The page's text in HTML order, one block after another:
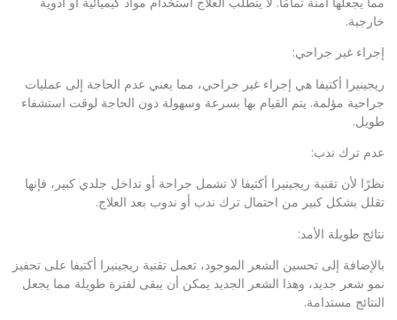
خارجية.
إجراء غير جراحي:
ريجينيرا أكتيفا هي إجراء غير جراحي، مما يعني عدم الحاجة إلى عمليات
جراحية مؤلمة. يتم القيام بها بسرعة وسهولة دون الحاجة لوقت استشفاء
طويل.
عدم ترك ندب:
نظرًا لأن تقنية ريجينيرا أكتيفا لا تشمل جراحة أو تداخل جلدي كبير، فإنها
تقلل بشكل كبير من احتمال ترك ندب أو ندوب بعد العلاج.
نتائج طويلة الأمد:
بالإضافة إلى تحسين الشعر الموجود، تعمل تقنية ريجينيرا أكتيفا على تحفيز
نمو شعر جديد، وهذا الشعر الجديد يمكن أن يبقى لفترة طويلة مما يجعل
النتائج مستدامة.